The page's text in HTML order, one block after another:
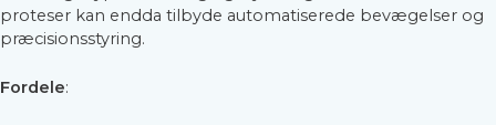
proteser kan endda tilbyde automatiserede bevægelser og
præcisionsstyring.
Fordele: